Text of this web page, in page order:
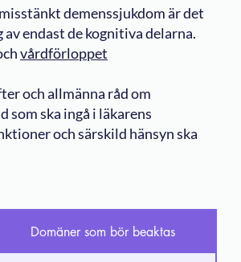
demenssjukdom är det
endast de kognitiva delarna.
vårdförloppet
och allmänna råd om
som ska ingå i läkarens
och särskild hänsyn ska
Domäner som bör beaktas